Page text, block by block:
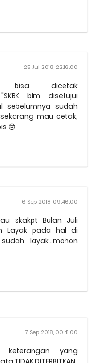
25 Jul 2018, 22.16.00
bisa dicetak
blm disetujui
sebelumnya sudah
mau cetak,
😢
6 Sep 2018, 09.46.00
skakpt Bulan Juli
Layak pada hal di
layak...mohon
7 Sep 2018, 00.41.00
keterangan yang
TIDAK DITERBITKAN